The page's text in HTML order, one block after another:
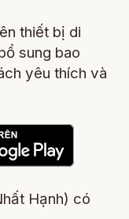
thiết bị di
sung bao
yêu thích và
Hạnh) có